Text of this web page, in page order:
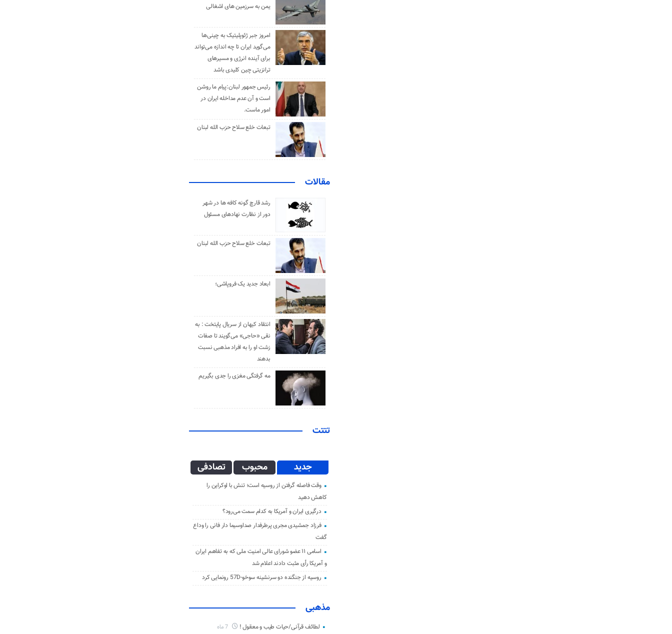
یمن به سرزمین های اشغالی
امروز جبر ژئوپلیتیک به چینی‌ها
می‌گوید ایران تا چه اندازه می‌تواند
برای آینده انرژی و مسیرهای
ترانزیتی چین کلیدی باشد
رئیس جمهور لبنان:پیام ما روشن
است و آن عدم مداخله ایران در
امور ماست.
تبعات خلع سلاح حزب الله لبنان
مقالات
رشد قارچ گونه کافه ها در شهر
دور از نظارت نهادهای مسئول
تبعات خلع سلاح حزب الله لبنان
ابعاد جدید یک فروپاشی؛
انتقاد کیهان از سریال پایتخت : به
نقی «حاجی» می‌گویند تا صفات
زشت او را به افراد مذهبی نسبت
بدهند
مه گرفتگی مغزی را جدی بگیریم
تتتت
جدید محبوب تصادفی
وقت فاصله گرفتن از روسیه است؛ تنش با اوکراین را
کاهش دهید
درگیری ایران و آمریکا به کدام سمت می‌رود؟
فرزاد جمشیدی مجری پرطرفدار صداوسیما دار فانی را وداع
گفت
اسامی ۱۱ عضو شورای عالی امنیت ملی که به تفاهم ایران
و آمریکا رأی مثبت دادند اعلام شد
روسیه از جنگنده دو سرنشینه سوخو-57D رونمایی کرد
مذهبی
لطائف قرآنی/حیات طیب و معقول !